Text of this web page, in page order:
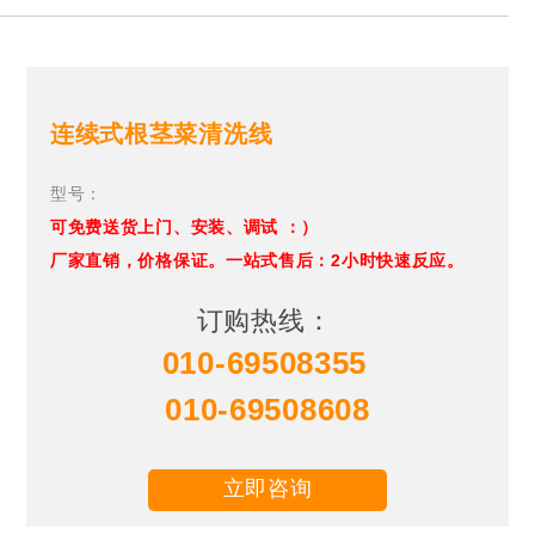
连续式根茎菜清洗线
型号：
可免费送货上门、安装、调试 ：）
厂家直销，价格保证。一站式售后：2小时快速反应。
订购热线：
010-69508355
010-69508608
立即咨询